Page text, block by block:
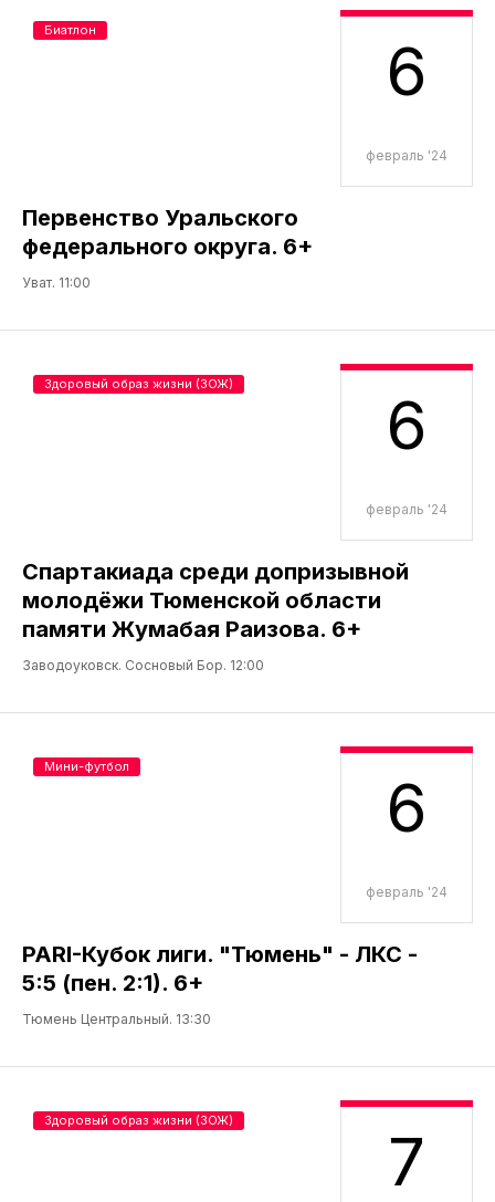
6
февраль '24
Первенство Уральского
федерального округа. 6+
Уват. 11:00
Биатлон
6
февраль '24
Спартакиада среди допризывной
молодёжи Тюменской области
памяти Жумабая Раизова. 6+
Заводоуковск. Сосновый Бор. 12:00
Здоровый образ жизни (ЗОЖ)
6
февраль '24
PARI-Кубок лиги. "Тюмень" - ЛКС -
5:5 (пен. 2:1). 6+
Тюмень Центральный. 13:30
Мини-футбол
7
Здоровый образ жизни (ЗОЖ)